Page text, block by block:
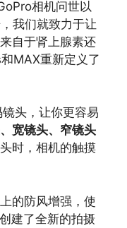
相机问世以
我们就致力于让
自于肾上腺素还
MAX重新定义了
头，让你更容易
宽镜头、窄镜头
时，相机的触摸
的防风增强，使
建了全新的拍摄